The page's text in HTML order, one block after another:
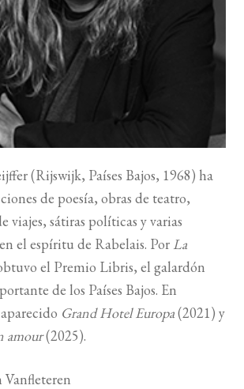
BUSCAR
LISTA DE LIBROS
(Rijswijk, Países Bajos, 1968) ha
de poesía, obras de teatro,
viajes, sátiras políticas y varias
el espíritu de Rabelais. Por La
el Premio Libris, el galardón
de los Países Bajos. En
Grand Hotel Europa(2021) y
amour(2025).